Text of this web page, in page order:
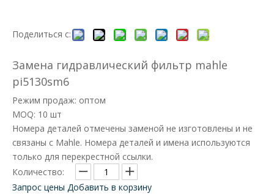
Поделиться с:
Замена гидравлический фильтр mahle
pi5130sm6
Режим продаж: оптом
MOQ: 10 шт
Номера деталей отмечены заменой не изготовлены и не
связаны с Mahle. Номера деталей и имена используются
только для перекрестной ссылки.
Количество:
Запрос цены Добавить в корзину